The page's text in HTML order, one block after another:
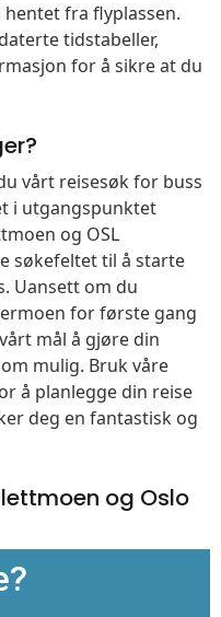
fra flyplassen.
tidstabeller,
for å sikre at du
vårt reisesøk for buss
i utgangspunktet
og OSL
søkefeltet til å starte
Uansett om du
for første gang
mål å gjøre din
mulig. Bruk våre
å planlegge din reise
deg en fantastisk og
og Oslo